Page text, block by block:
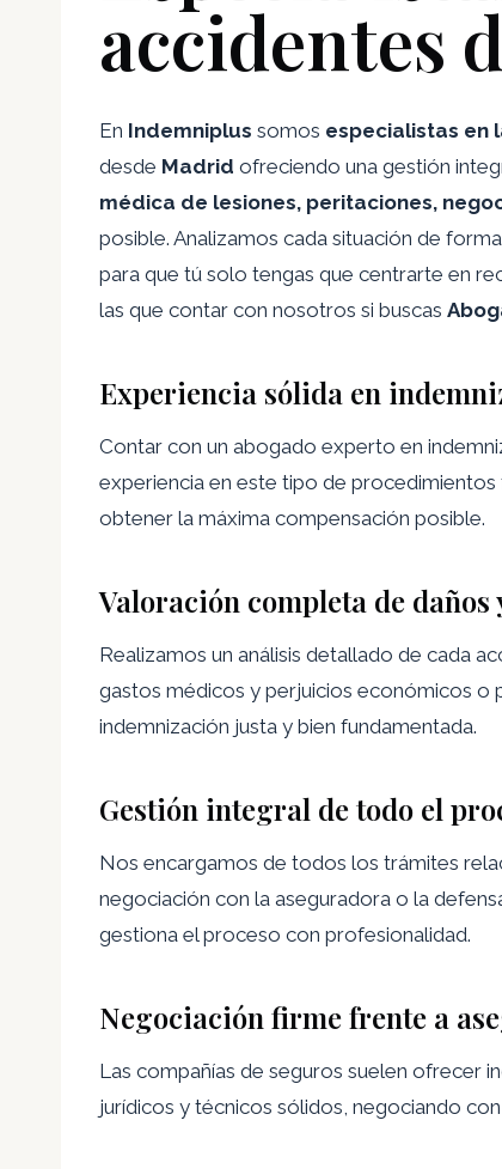
accidentes
En Indemniplus somos especialistas en
desde Madrid ofreciendo una gestión
médica de lesiones, peritaciones,
posible. Analizamos cada situación de
para que tú solo tengas que centrarte en
las que contar con nosotros si buscas
Experiencia sólida en
Contar con un abogado experto en
experiencia en este tipo de
obtener la máxima compensación posible.
Valoración completa de
Realizamos un análisis detallado de cada
gastos médicos y perjuicios económicos o
indemnización justa y bien fundamentada.
Gestión integral de todo el
Nos encargamos de todos los trámites
negociación con la aseguradora o la
gestiona el proceso con profesionalidad.
Negociación firme frente a
Las compañías de seguros suelen ofrecer
jurídicos y técnicos sólidos, negociando